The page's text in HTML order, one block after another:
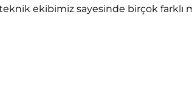
ekibimiz sayesinde birçok farklı